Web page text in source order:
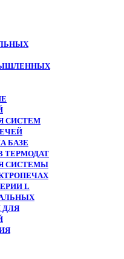
СИСТЕМ
БАЗЕ
ТЕРМОДАТ
СИСТЕМЫ
L
ДЛЯ